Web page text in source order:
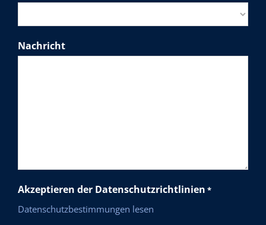
Nachricht
Akzeptieren der Datenschutzrichtlinien *
Datenschutzbestimmungen lesen